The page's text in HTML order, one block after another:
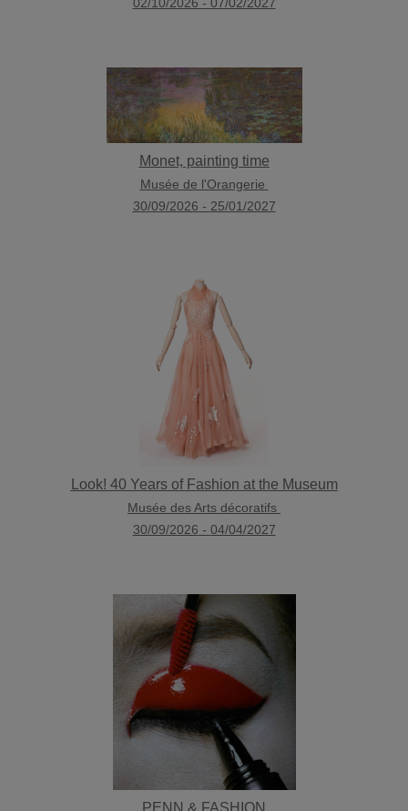
Monet, painting time
Musée de l'Orangerie
30/09/2026 - 25/01/2027
Look! 40 Years of Fashion at the Museum
Musée des Arts décoratifs
30/09/2026 - 04/04/2027